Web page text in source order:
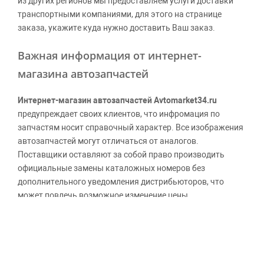
транспортными компаниями, для этого на странице
заказа, укажите куда нужно доставить Ваш заказ.
Важная информация от интернет-
магазина автозапчастей
Интернет-магазин автозапчастей Avtomarket34.ru
предупреждает своих клиентов, что инфромация по
запчастям носит справочный характер. Все изображения
автозапчастей могут отличаться от аналогов.
Поставщики оставляют за собой право производить
официальные замены каталожных номеров без
дополнительного уведомления дистрибьюторов, что
может повлечь возможное изменение цены.